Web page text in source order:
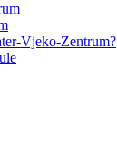
Vjeko-Zentrum?